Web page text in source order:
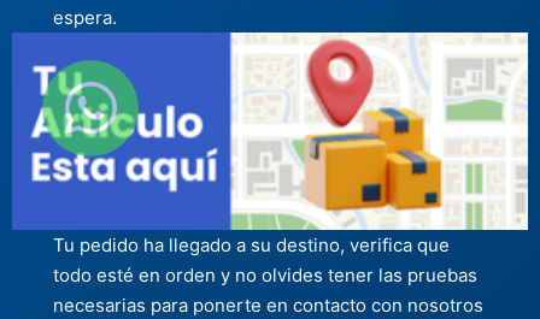
espera.
Tu pedido ha llegado a su destino, verifica que
todo esté en orden y no olvides tener las pruebas
necesarias para ponerte en contacto con nosotros